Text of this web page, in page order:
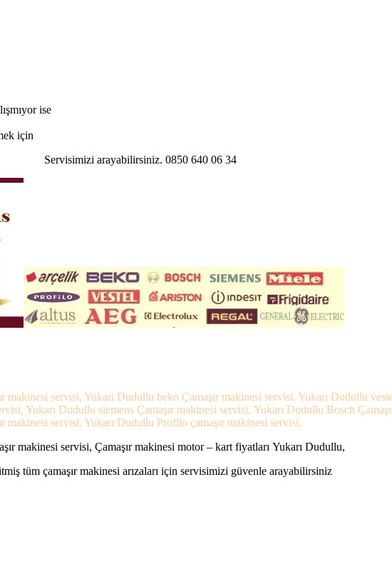
ise
için
Servisimizi arayabilirsiniz. 0850 640 06 34
servisi, Yukarı Dudullu beko Çamaşır makinesi servisi, Yukarı Dudullu
Yukarı Dudullu siemens Çamaşır makinesi servisi, Yukarı Dudullu Bosch
makinesi servisi, Yukarı Dudullu Profilo çamaşır makinesi servisi,
makinesi servisi, Çamaşır makinesi motor – kart fiyatları Yukarı Dudullu,
tüm çamaşır makinesi arızaları için servisimizi güvenle arayabilirsiniz